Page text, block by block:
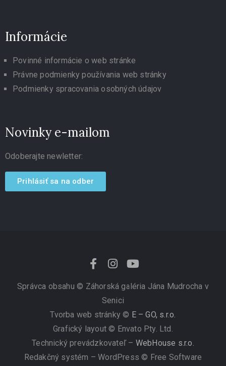
Informácie
Povinné informácie o web stránke
Právne podmienky používania web stránky
Podmienky spracovania osobných údajov
Novinky e-mailom
Odoberajte newletter:
Prihlásiť sa na odber
Správca obsahu © Záhorská galéria Jána Mudrocha v
Senici
Tvorba web stránky © E – GO, s.r.o.
Grafický layout © Envato Pty. Ltd.
Technický prevádzkovateľ – WebHouse s.r.o.
Redakčný systém – WordPress © Free Software